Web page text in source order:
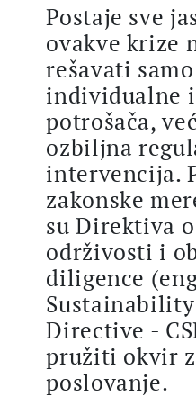
Postaje sve
ovakve krize
rešavati
individualne
potrošača,
ozbiljna
intervencija.
zakonske
su Direktiva
održivosti i
diligence
Directive -
pružiti okvir
poslovanje.